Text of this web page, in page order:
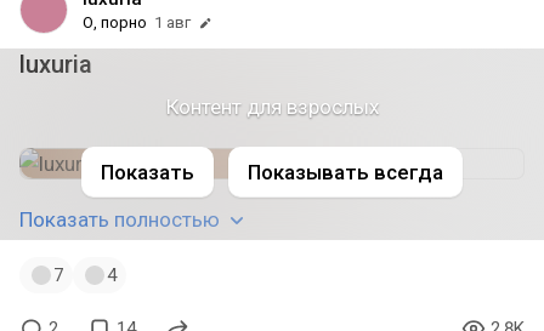
О, порно 1 авг
luxuria
модель: suisai uwu
Показать полностью
Контент для взрослых
Показать Показывать всегда
7 4